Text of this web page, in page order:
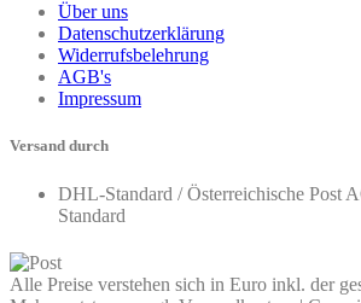
Über uns
Datenschutzerklärung
Widerrufsbelehrung
AGB's
Impressum
Versand durch
DHL-Standard / Österreichische Post
Standard
Alle Preise verstehen sich in Euro inkl. der